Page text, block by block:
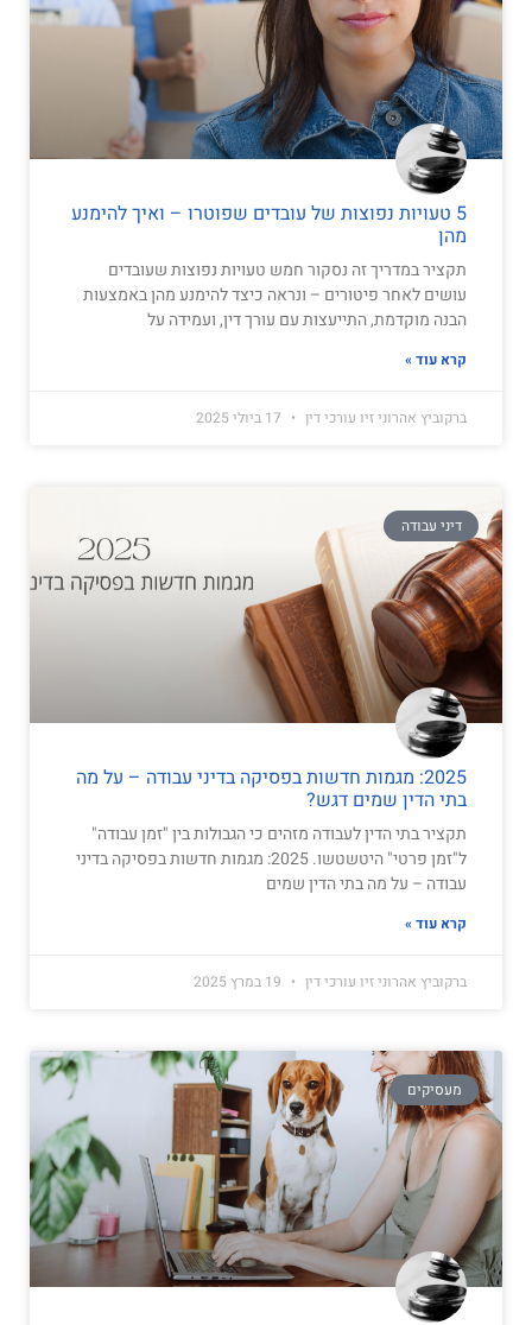
5 טעויות נפוצות של עובדים שפוטרו – ואיך להימנע
מהן
תקציר במדריך זה נסקור חמש טעויות נפוצות שעובדים
עושים לאחר פיטורים – ונראה כיצד להימנע מהן באמצעות
הבנה מוקדמת, התייעצות עם עורך דין, ועמידה על
קרא עוד »
ברקוביץ אהרוני זיו עורכי דין
דיני עבודה
2025: מגמות חדשות בפסיקה בדיני עבודה – על מה
בתי הדין שמים דגש?
תקציר בתי הדין לעבודה מזהים כי הגבולות בין "זמן עבודה"
ל"זמן פרטי" היטשטשו. 2025: מגמות חדשות בפסיקה בדיני
עבודה – על מה בתי הדין שמים
קרא עוד »
ברקוביץ אהרוני זיו עורכי דין
מעסיקים